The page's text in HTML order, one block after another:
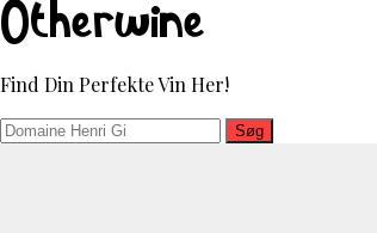
Otherwine
Find Din Perfekte Vin Her!
Søg